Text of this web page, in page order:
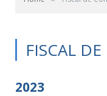
FISCAL
2023